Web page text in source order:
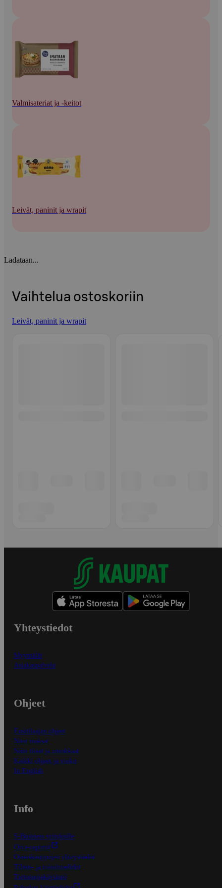
Valmisateriat ja -keitot
Leivät, paninit ja wrapit
Ladataan...
Vaihtelua ostoskoriin
Leivät, paninit ja wrapit
Yhteystiedot
Myymälät
Asiakaspalvelu
Ohjeet
Ensitilaajan ohjeet
Näin maksat
Näin tilaat ja muokkaat
Kaikki ohjeet ja vinkit
In English
Info
S-Business yrityksille
Oiva-raportit
Osuuskauppojen yhteystiedot
Tilaus- ja toimitusehdot
Tietosuojakäytäntö